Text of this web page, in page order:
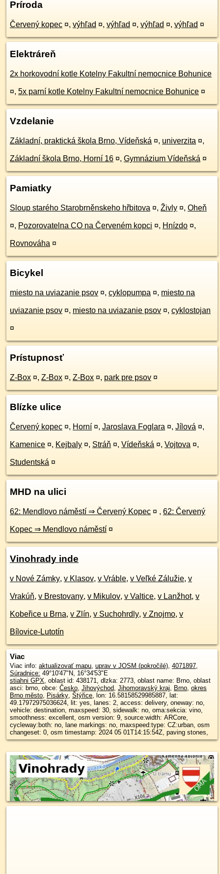
Príroda
Červený kopec ¤, výhľad ¤, výhľad ¤, výhľad ¤, výhľad ¤
Elektráreň
2x horkovodní kotle Kotelny Fakultní nemocnice Bohunice
¤, 5x parní kotle Kotelny Fakultní nemocnice Bohunice ¤
Vzdelanie
Základní, praktická škola Brno, Vídeňská ¤, univerzita ¤,
Základní škola Brno, Horní 16 ¤, Gymnázium Vídeňská ¤
Pamiatky
Sloup starého Starobrněnskeho hřbitova ¤, Živly ¤, Oheň
¤, Pozorovatelna CO na Červeném kopci ¤, Hnízdo ¤,
Rovnováha ¤
Bicykel
miesto na uviazanie psov ¤, cyklopumpa ¤, miesto na
uviazanie psov ¤, miesto na uviazanie psov ¤, cyklostojan
¤
Prístupnosť
Z-Box ¤, Z-Box ¤, Z-Box ¤, park pre psov ¤
Blízke ulice
Červený kopec ¤, Horní ¤, Jaroslava Foglara ¤, Jílová ¤,
Kamenice ¤, Kejbaly ¤, Stráň ¤, Vídeňská ¤, Vojtova ¤,
Studentská ¤
MHD na ulici
62: Mendlovo náměstí ⇒ Červený Kopec ¤ , 62: Červený
Kopec ⇒ Mendlovo náměstí ¤
Vinohrady inde
v Nové Zámky, v Klasov, v Vráble, v Veľké Zálužie, v
Vrakúň, v Brestovany, v Mikulov, v Valtice, v Lanžhot, v
Kobeřice u Brna, v Zlín, v Suchohrdly, v Znojmo, v
Bílovice-Lutotín
Viac
Viac info: aktualizovať mapu, uprav v JOSM (pokročilé), 4071897,
Súradnice: 49°10'47"N, 16°34'53"E
stiahni GPX, oblast id: 438171, dlzka: 2773, oblast name: Brno, oblast
asci: brno, obce: Česko, Jihovýchod, Jihomoravský kraj, Brno, okres
Brno město, Pisárky, Štýřice, lon: 16.58158529985887, lat:
49.17972975036624, lit: yes, lanes: 2, access: delivery, oneway: no,
vehicle: destination, maxspeed: 30, sidewalk: no, oma:sekcia: vino,
smoothness: excellent, osm version: 9, source:width: ARCore,
cycleway:both: no, lane markings: no, maxspeed:type: CZ:urban, osm
changeset: 0, osm timestamp: 2024 05 01T14:15:54Z, paving stones,